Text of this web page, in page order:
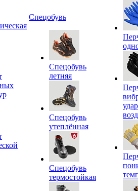
Спецобувь
Спецобувь
летняя
Спецобувь
утеплённая
Спецобувь
термостойкая